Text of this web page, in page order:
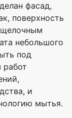
фасад,
поверхность
небольшого
под
и
мытья.